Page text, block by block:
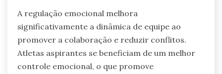
A regulação emocional melhora
significativamente a dinâmica de equipe ao
promover a colaboração e reduzir conflitos.
Atletas aspirantes se beneficiam de um melhor
controle emocional, o que promove